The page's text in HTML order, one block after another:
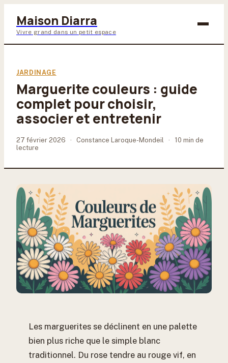
Maison Diarra
Vivre grand dans un petit espace
Maison & Déco
Jardinage
JARDINAGE
Marguerite couleurs : guide
complet pour choisir,
associer et entretenir
27 février 2026 · Constance Laroque-Mondeil ·
10 min de
lecture
Les marguerites se déclinent en une palette
bien plus riche que le simple blanc
traditionnel. Du rose tendre au rouge vif, en